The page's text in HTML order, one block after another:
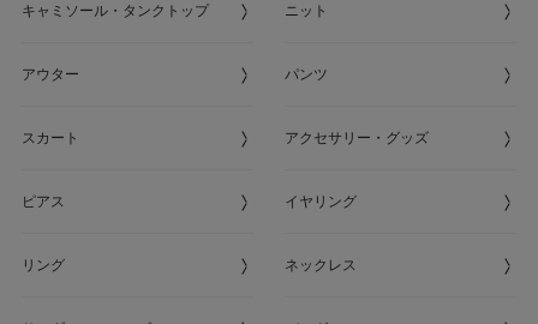
キャミソール・タンクトップ ニット
アウター パンツ
スカート アクセサリー・グッズ
ピアス イヤリング
リング ネックレス